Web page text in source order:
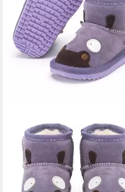
Stiefel Kinder - Warm
bequem Winterstiefel
Winterstiefel (Wild-Leder
Stiefel, Lammfell Schuhe)
ab 19,95 € UVP49,95 €
-60%